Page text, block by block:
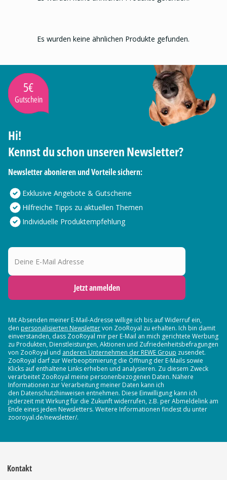
Es wurden keine ähnlichen Produkte gefunden.
5€
Gutschein
Hi!
Kennst du schon unseren Newsletter?
Newsletter abonieren und Vorteile sichern:
Exklusive Angebote & Gutscheine
Hilfreiche Tipps zu aktuellen Themen
Individuelle Produktempfehlung
Deine E-Mail Adresse
Jetzt anmelden
Mit Absenden meiner E-Mail-Adresse willige ich bis auf Widerruf ein,
den personalisierten Newslettervon ZooRoyal zu erhalten. Ich bin damit
einverstanden, dass ZooRoyal mir per E-Mail an mich gerichtete Werbung
zu Produkten, Dienstleistungen, Aktionen und Zufriedenheitsbefragungen
von ZooRoyal und anderen Unternehmen der REWE Group zusendet.
ZooRoyal darf zur Werbeoptimierung die Öffnung der E-Mails sowie
Klicks auf enthaltene Links erheben und analysieren. Zu diesem Zweck
verarbeitet ZooRoyal meine personenbezogenen Daten. Nähere
Informationen zur Verarbeitung meiner Daten kann ich
den Datenschutzhinweisen entnehmen. Diese Einwilligung kann ich
jederzeit mit Wirkung für die Zukunft widerrufen, z.B. per Abmeldelink am
Ende eines jeden Newsletters. Weitere Informationen findest du unter
zooroyal.de/newsletter/.
Kontakt